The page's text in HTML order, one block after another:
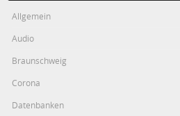
Allgemein
Audio
Braunschweig
Corona
Datenbanken